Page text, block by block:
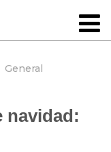
General
navidad: